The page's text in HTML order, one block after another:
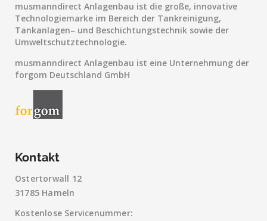
musmanndirect Anlagenbau ist die große, innovative
Technologiemarke im Bereich der Tankreinigung,
Tankanlagen– und Beschichtungstechnik sowie der
Umweltschutztechnologie.
musmanndirect Anlagenbau ist eine Unternehmung der
forgom Deutschland GmbH
Kontakt
Ostertorwall 12
31785 Hameln
Kostenlose Servicenummer: